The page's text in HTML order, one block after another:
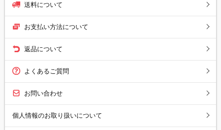
送料について
お支払い方法について
返品について
よくあるご質問
お問い合わせ
個人情報のお取り扱いについて